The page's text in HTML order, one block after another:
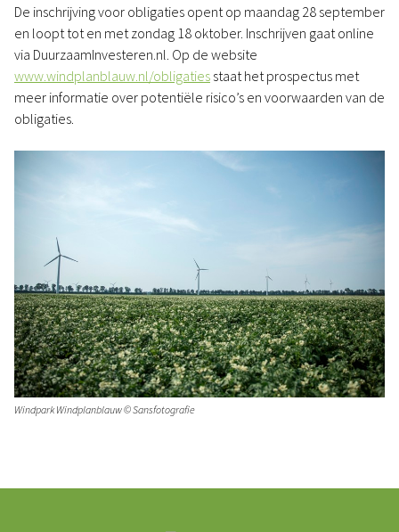
De inschrijving voor obligaties opent op maandag 28 september
en loopt tot en met zondag 18 oktober. Inschrijven gaat online
via DuurzaamInvesteren.nl. Op de website
www.windplanblauw.nl/obligaties staat het prospectus met
meer informatie over potentiële risico’s en voorwaarden van de
obligaties.
Windpark Windplanblauw © Sansfotografie